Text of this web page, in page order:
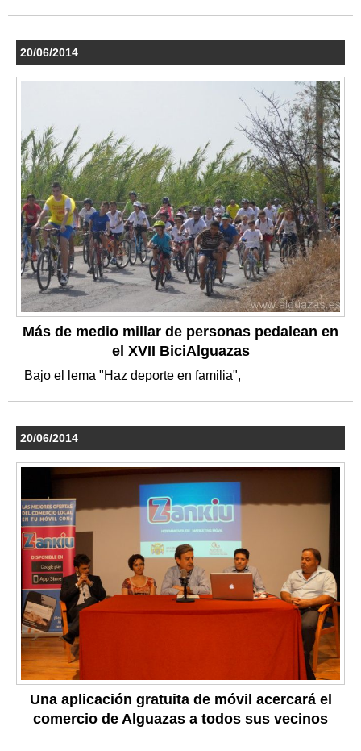
20/06/2014
Más de medio millar de personas pedalean en
el XVII BiciAlguazas
Bajo el lema "Haz deporte en familia",
20/06/2014
Una aplicación gratuita de móvil acercará el
comercio de Alguazas a todos sus vecinos